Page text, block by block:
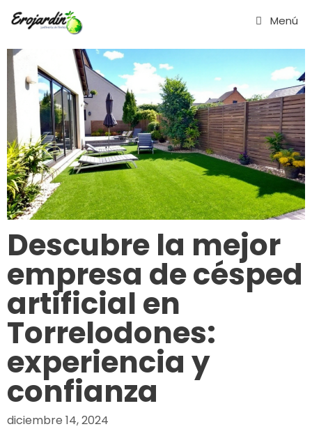
Menú
Descubre la mejor
empresa de césped
artificial en
Torrelodones:
experiencia y
confianza
diciembre 14, 2024